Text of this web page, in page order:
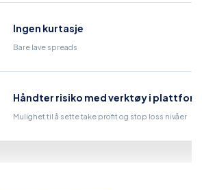
Ingen kurtasje
Bare lave spreads
Håndter risiko med verktøy i
Mulighet til å sette take profit og stop loss nivåer